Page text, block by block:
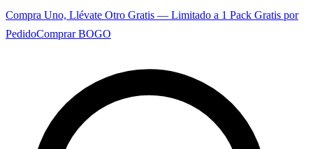
Compra Uno, Llévate Otro Gratis — Limitado a 1 Pack Gratis por
PedidoComprar BOGO